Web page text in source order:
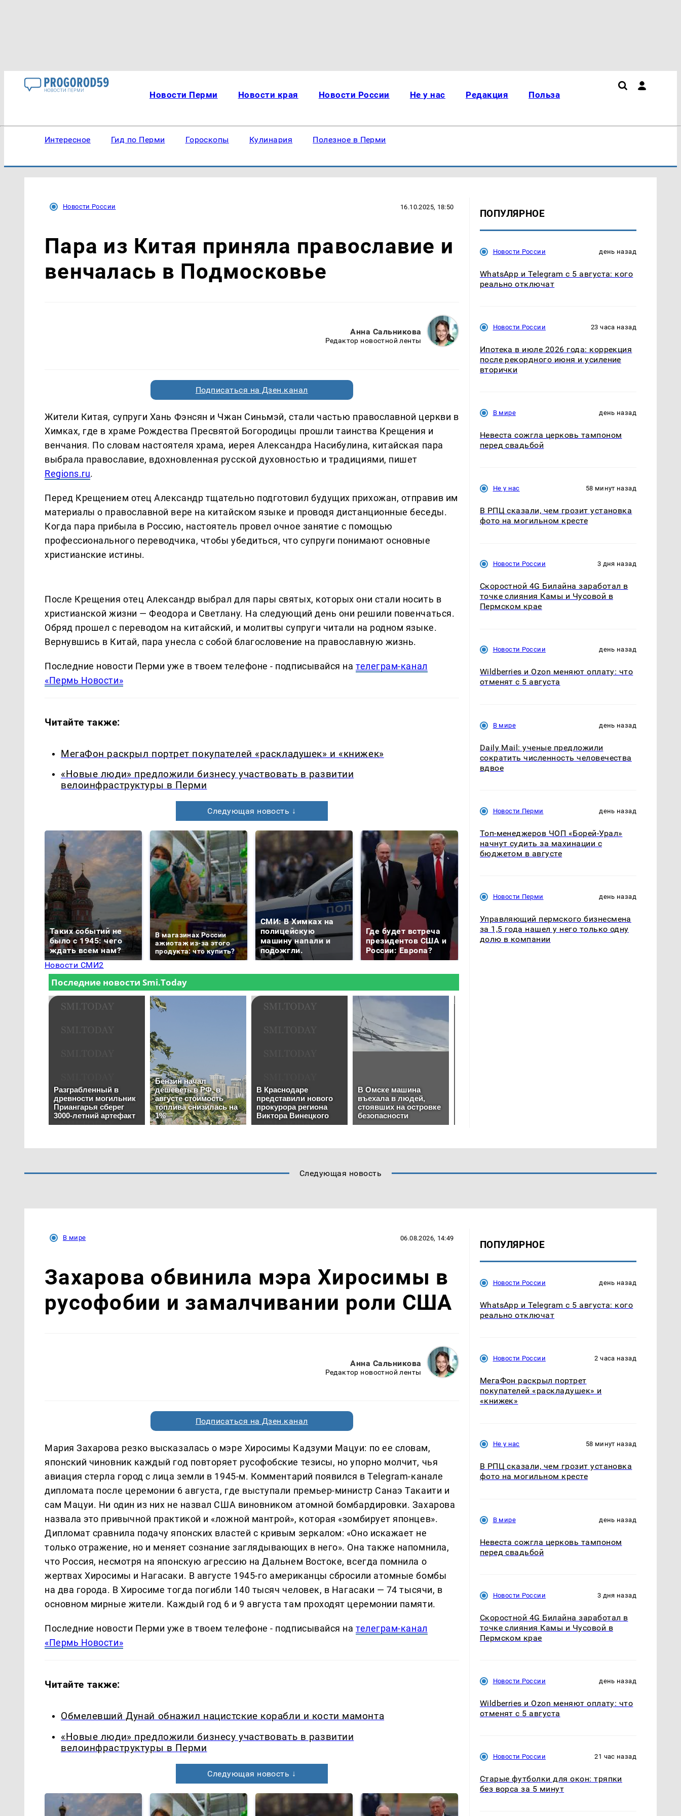
Новости Перми Новости края Новости России Не у нас Редакция Польза
Интересное Гид по Перми Гороскопы Кулинария Полезное в Перми
Новости России 16.10.2025, 18:50
Пара из Китая приняла православие и
венчалась в Подмосковье
Анна Сальникова
Редактор новостной ленты
Подписаться на Дзен.канал
Жители Китая, супруги Хань Фэнсян и Чжан Синьмэй, стали частью православной церкви в
Химках, где в храме Рождества Пресвятой Богородицы прошли таинства Крещения и
венчания. По словам настоятеля храма, иерея Александра Насибулина, китайская пара
выбрала православие, вдохновленная русской духовностью и традициями, пишет
Regions.ru.
Перед Крещением отец Александр тщательно подготовил будущих прихожан, отправив им
материалы о православной вере на китайском языке и проводя дистанционные беседы.
Когда пара прибыла в Россию, настоятель провел очное занятие с помощью
профессионального переводчика, чтобы убедиться, что супруги понимают основные
христианские истины.
После Крещения отец Александр выбрал для пары святых, которых они стали носить в
христианской жизни — Феодора и Светлану. На следующий день они решили повенчаться.
Обряд прошел с переводом на китайский, и молитвы супруги читали на родном языке.
Вернувшись в Китай, пара унесла с собой благословение на православную жизнь.
Последние новости Перми уже в твоем телефоне - подписывайся нателеграм-канал
«Пермь Новости»
Читайте также:
МегаФон раскрыл портрет покупателей «раскладушек» и «книжек»
«Новые люди» предложили бизнесу участвовать в развитии
велоинфраструктуры в Перми
Следующая новость ↓
Таких событий не
было с 1945: чего
ждать всем нам?
В магазинах России
ажиотаж из-за этого
продукта: что купить?
СМИ: В Химках на
полицейскую
машину напали и
подожгли.
Где будет встреча
президентов США и
России: Европа?
Такую зиму в России
никто не ждал: как
Как выглядит место
Новости СМИ2
ПОПУЛЯРНОЕ
Новости России день назад
WhatsApp и Telegram с 5 августа: кого
реально отключат
Новости России 23 часа назад
Ипотека в июле 2026 года: коррекция
после рекордного июня и усиление
вторички
В мире день назад
Невеста сожгла церковь тампоном
перед свадьбой
Не у нас 58 минут назад
В РПЦ сказали, чем грозит установка
фото на могильном кресте
Новости России 3 дня назад
Скоростной 4G Билайна заработал в
точке слияния Камы и Чусовой в
Пермском крае
Новости России день назад
Wildberries и Ozon меняют оплату: что
отменят с 5 августа
В мире день назад
Daily Mail: ученые предложили
сократить численность человечества
вдвое
Новости Перми день назад
Топ-менеджеров ЧОП «Борей-Урал»
начнут судить за махинации с
бюджетом в августе
Новости Перми день назад
Управляющий пермского бизнесмена
за 1,5 года нашел у него только одну
долю в компании
Следующая новость
В мире 06.08.2026, 14:49
Захарова обвинила мэра Хиросимы в
русофобии и замалчивании роли США
Анна Сальникова
Редактор новостной ленты
Подписаться на Дзен.канал
Мария Захарова резко высказалась о мэре Хиросимы Кадзуми Мацуи: по ее словам,
японский чиновник каждый год повторяет русофобские тезисы, но упорно молчит, чья
авиация стерла город с лица земли в 1945-м. Комментарий появился в Telegram-канале
дипломата после церемонии 6 августа, где выступали премьер-министр Санаэ Такаити и
сам Мацуи. Ни один из них не назвал США виновником атомной бомбардировки. Захарова
назвала это привычной практикой и «ложной мантрой», которая «зомбирует японцев».
Дипломат сравнила подачу японских властей с кривым зеркалом: «Оно искажает не
только отражение, но и меняет сознание заглядывающих в него». Она также напомнила,
что Россия, несмотря на японскую агрессию на Дальнем Востоке, всегда помнила о
жертвах Хиросимы и Нагасаки. В августе 1945-го американцы сбросили атомные бомбы
на два города. В Хиросиме тогда погибли 140 тысяч человек, в Нагасаки — 74 тысячи, в
основном мирные жители. Каждый год 6 и 9 августа там проходят церемонии памяти.
Последние новости Перми уже в твоем телефоне - подписывайся нателеграм-канал
«Пермь Новости»
Читайте также:
Обмелевший Дунай обнажил нацистские корабли и кости мамонта
«Новые люди» предложили бизнесу участвовать в развитии
велоинфраструктуры в Перми
Следующая новость ↓
ПОПУЛЯРНОЕ
Новости России день назад
WhatsApp и Telegram с 5 августа: кого
реально отключат
Новости России 2 часа назад
МегаФон раскрыл портрет
покупателей «раскладушек» и
«книжек»
Не у нас 58 минут назад
В РПЦ сказали, чем грозит установка
фото на могильном кресте
В мире день назад
Невеста сожгла церковь тампоном
перед свадьбой
Новости России 3 дня назад
Скоростной 4G Билайна заработал в
точке слияния Камы и Чусовой в
Пермском крае
Новости России день назад
Wildberries и Ozon меняют оплату: что
отменят с 5 августа
Новости России 21 час назад
Старые футболки для окон: тряпки
без ворса за 5 минут